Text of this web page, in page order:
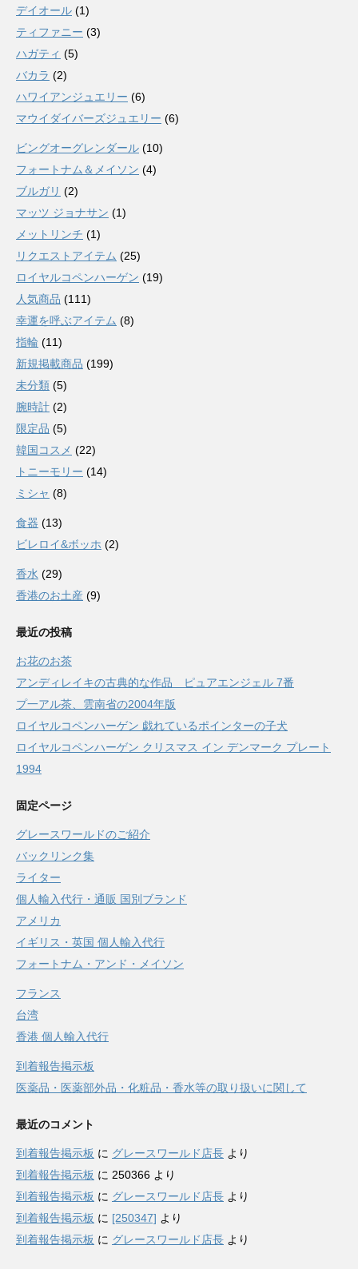
デイオール (1)
ティファニー (3)
ハガティ (5)
バカラ (2)
ハワイアンジュエリー (6)
マウイダイバーズジュエリー (6)
ビングオーグレンダール (10)
フォートナム＆メイソン (4)
ブルガリ (2)
マッツ ジョナサン (1)
メットリンチ (1)
リクエストアイテム (25)
ロイヤルコペンハーゲン (19)
人気商品 (111)
幸運を呼ぶアイテム (8)
指輪 (11)
新規掲載商品 (199)
未分類 (5)
腕時計 (2)
限定品 (5)
韓国コスメ (22)
トニーモリー (14)
ミシャ (8)
食器 (13)
ビレロイ&ボッホ (2)
香水 (29)
香港のお土産 (9)
最近の投稿
お花のお茶
アンディレイキの古典的な作品 ピュアエンジェル 7番
プ一アル茶、雲南省の2004年版
ロイヤルコペンハーゲン 戯れているポインターの子犬
ロイヤルコペンハーゲン クリスマス イン デンマーク プレート
1994
固定ページ
グレースワールドのご紹介
バックリンク集
ライター
個人輸入代行・通販 国別ブランド
アメリカ
イギリス・英国 個人輸入代行
フォートナム・アンド・メイソン
フランス
台湾
香港 個人輸入代行
到着報告掲示板
医薬品・医薬部外品・化粧品・香水等の取り扱いに関して
最近のコメント
到着報告掲示板 に グレースワールド店長 より
到着報告掲示板 に 250366 より
到着報告掲示板 に グレースワールド店長 より
到着報告掲示板 に [250347] より
到着報告掲示板 に グレースワールド店長 より